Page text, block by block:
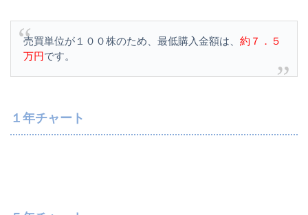
売買単位が１００株のため、最低購入金額は、 約７．５
万円です。
１年チャート